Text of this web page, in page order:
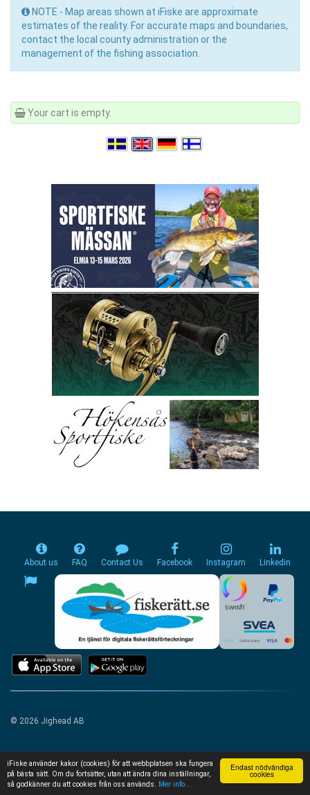
Endast nödvändiga
cookies
iFiske använder kakor (cookies) för att webbplatsen ska fungera
på bästa sätt. Om du fortsätter, utan att ändra dina inställningar,
så godkänner du att cookies från oss används.
Mer info...
NOTE - Map areas shown at iFiske are approximate
estimates of the reality. For accurate maps and boundaries,
contact the local county administration or the
management of the fishing association.
Your cart is empty.
About us FAQ Contact Us Facebook Instagram Linkedin
© 2026 Jighead AB